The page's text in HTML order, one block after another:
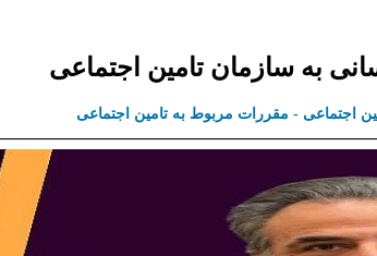
به سازمان تامین اجتماعی
اجتماعی - مقررات مربوط به تامین اجتماعی